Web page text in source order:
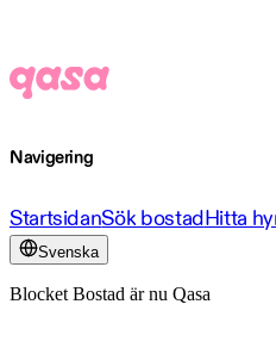
Navigering
StartsidanSök bostadHitta
Svenska
Blocket Bostad är nu Qasa